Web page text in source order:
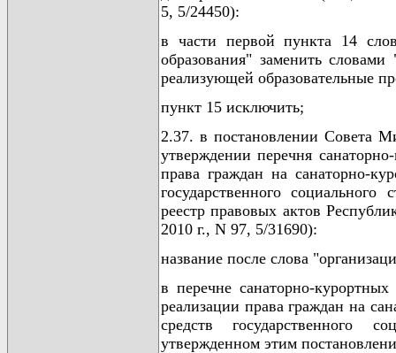
5, 5/24450):
в части первой пункта 14
образования" заменить
реализующей образовательные
пункт 15 исключить;
2.37. в постановлении Совета
утверждении перечня
права граждан на санаторно-
государственного
реестр правовых актов
2010 г., N 97, 5/31690):
название после слова
в перечне санаторно-
реализации права граждан на
средств государственного
утвержденном этим